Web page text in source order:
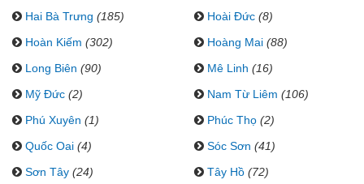
Hai Bà Trưng (185) Hoài Đức (8)
Hoàn Kiếm (302) Hoàng Mai (88)
Long Biên (90) Mê Linh (16)
Mỹ Đức (2) Nam Từ Liêm (106)
Phú Xuyên (1) Phúc Thọ (2)
Quốc Oai (4) Sóc Sơn (41)
Sơn Tây (24) Tây Hồ (72)